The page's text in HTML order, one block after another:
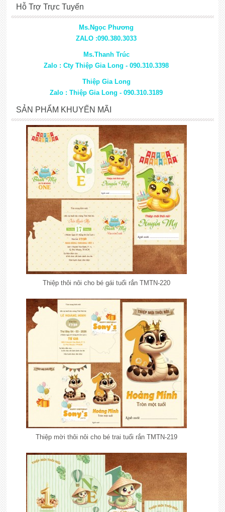
Hỗ Trợ Trực Tuyến
Ms.Ngọc Phương
ZALO :090.380.3033
Ms.Thanh Trúc
Zalo : Cty Thiệp Gia Long - 090.310.3398
Thiệp Gia Long
Zalo : Thiệp Gia Long - 090.310.3189
SẢN PHẨM KHUYẾN MÃI
Thiệp thôi nôi cho bé gái tuổi rắn TMTN-220
Thiệp mời thôi nôi cho bé trai tuổi rắn TMTN-219